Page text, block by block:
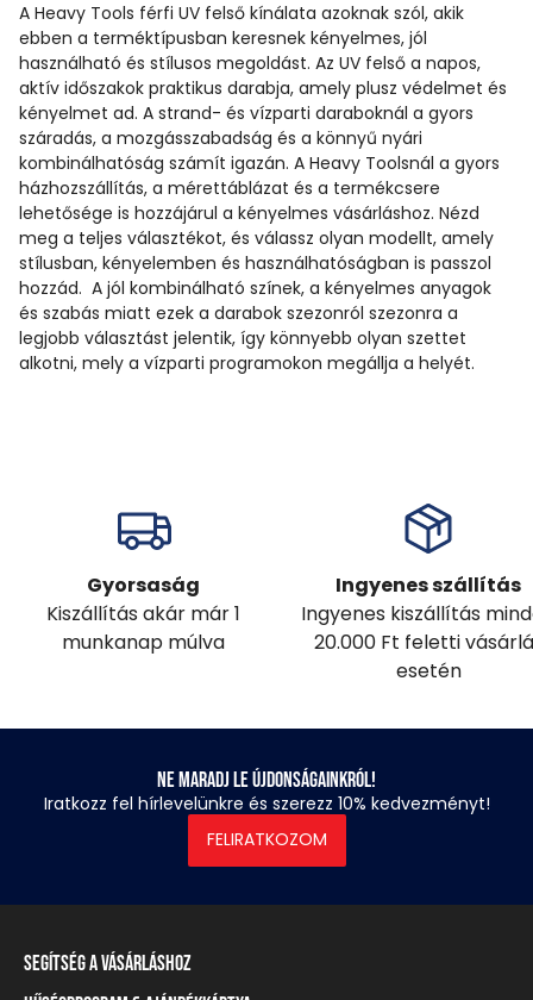
A Heavy Tools férfi UV felső kínálata azoknak szól, akik
ebben a terméktípusban keresnek kényelmes, jól
használható és stílusos megoldást. Az UV felső a napos,
aktív időszakok praktikus darabja, amely plusz védelmet és
kényelmet ad. A strand- és vízparti daraboknál a gyors
száradás, a mozgásszabadság és a könnyű nyári
kombinálhatóság számít igazán. A Heavy Toolsnál a gyors
házhozszállítás, a mérettáblázat és a termékcsere
lehetősége is hozzájárul a kényelmes vásárláshoz. Nézd
meg a teljes választékot, és válassz olyan modellt, amely
stílusban, kényelemben és használhatóságban is passzol
hozzád. A jól kombinálható színek, a kényelmes anyagok
és szabás miatt ezek a darabok szezonról szezonra a
legjobb választást jelentik, így könnyebb olyan szettet
alkotni, mely a vízparti programokon megállja a helyét.
Gyorsaság
Kiszállítás akár már 1
munkanap múlva
Ingyenes szállítás
Ingyenes kiszállítás
20.000 Ft feletti
esetén
Ne maradj le újdonságainkról!
Iratkozz fel hírlevelünkre és szerezz 10% kedvezményt!
FELIRATKOZOM
Segítség a vásárláshoz